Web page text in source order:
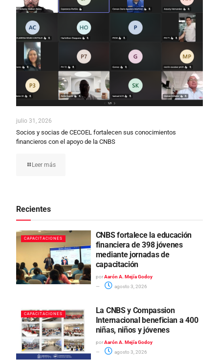
julio 31, 2026
Socios y socias de CECOEL fortalecen sus conocimientos
financieros con el apoyo de la CNBS
Leer más
Recientes
CAPACITACIONES
CNBS fortalece la educación
financiera de 398 jóvenes
mediante jornadas de
capacitación
por Aarón A. Mejía Godoy
agosto 3, 2026
CAPACITACIONES
La CNBS y Compassion
Internacional benefician a 400
niñas, niños y jóvenes
por Aarón A. Mejía Godoy
agosto 3, 2026